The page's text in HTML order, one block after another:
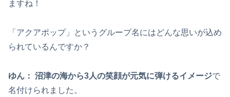
ますね！
「アクアポップ」というグループ名にはどんな思いが込め
られているんですか？
ゆん： 沼津の海から3人の笑顔が元気に弾けるイメージで
名付けられました。